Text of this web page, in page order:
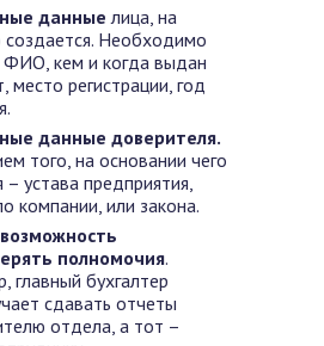
данные лица, на
создается. Необходимо
ФИО, кем и когда выдан
место регистрации, год
данные доверителя.
того, на основании чего
– устава предприятия,
компании, или закона.
полномочия.
главный бухгалтер
сдавать отчеты
отдела, а тот –